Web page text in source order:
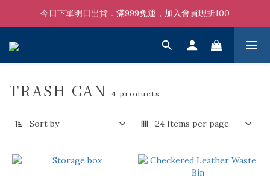
今日下單明日出貨．滿999免運，加入會員現折100
TRASH CAN 4 products
Sort by 24 Items per page